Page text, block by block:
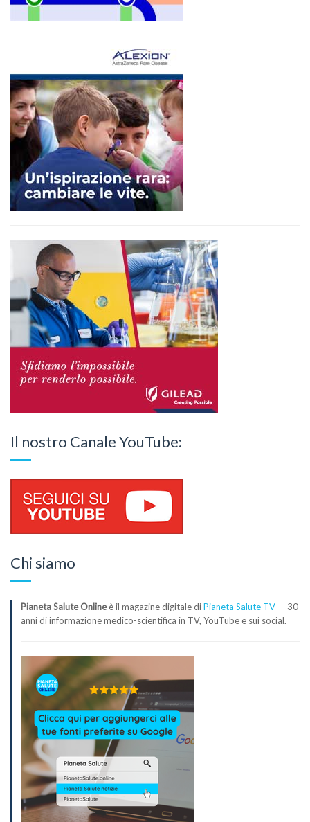
Il nostro Canale YouTube:
Chi siamo
Pianeta Salute Onlineè il magazine digitale diPianeta Salute TV — 30
anni di informazione medico-scientifica in TV, YouTube e sui social.